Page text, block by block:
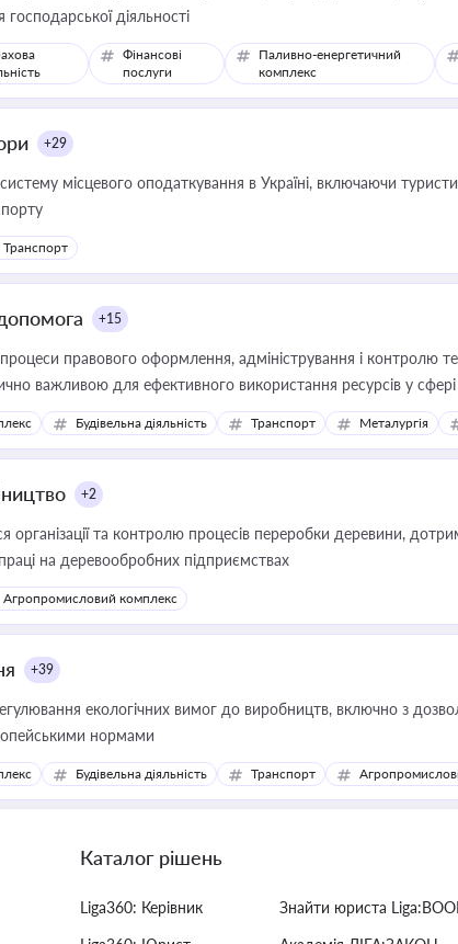
діяльності
Фінансові
послуги
Паливно-енергетичний
комплекс
+29
місцевого оподаткування в Україні, включаючи
транспорту
Транспорт
+15
правового оформлення, адміністрування і контролю
важливою для ефективного використання ресурсів у
Будівельна діяльність Транспорт Металургія
+2
організації та контролю процесів переробки деревини,
на деревообробних підприємствах
Агропромисловий комплекс
+39
екологічних вимог до виробництв, включно з
нормами
Будівельна діяльність Транспорт
Каталог рішень
Liga360: Керівник
Знайти юриста